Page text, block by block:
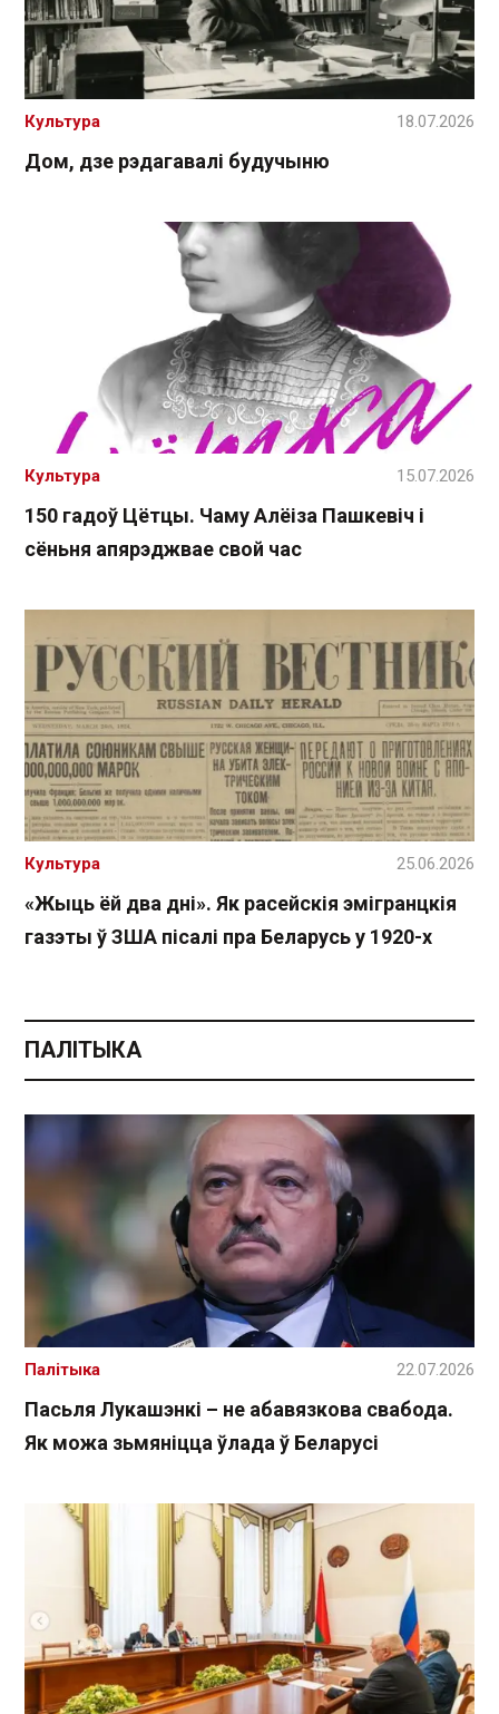
Дом, дзе рэдагавалі будучыню
Культура 18.07.2026
150 гадоў Цётцы. Чаму Алёіза Пашкевіч і
сёньня апярэджвае свой час
Культура 15.07.2026
«Жыць ёй два дні». Як расейскія эмігранцкія
газэты ў ЗША пісалі пра Беларусь у 1920-х
Культура 25.06.2026
ПАЛІТЫКА
Пасьля Лукашэнкі – не абавязкова свабода.
Як можа зьмяніцца ўлада ў Беларусі
Палітыка 22.07.2026